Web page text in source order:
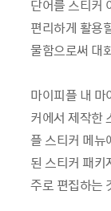
단어를 스티커
편리하게 활용
물함으로써 대
마이피플 내 마
커에서 제작한
플 스티커 메뉴
된 스티커 패키
주로 편집하는